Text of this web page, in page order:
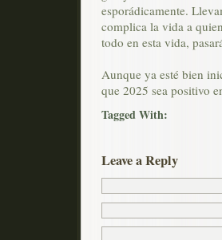
esporádicamente.
complica la vida a
todo en esta vida,
Aunque ya esté bien
que 2025 sea positivo
Tagged With:
Leave a Reply